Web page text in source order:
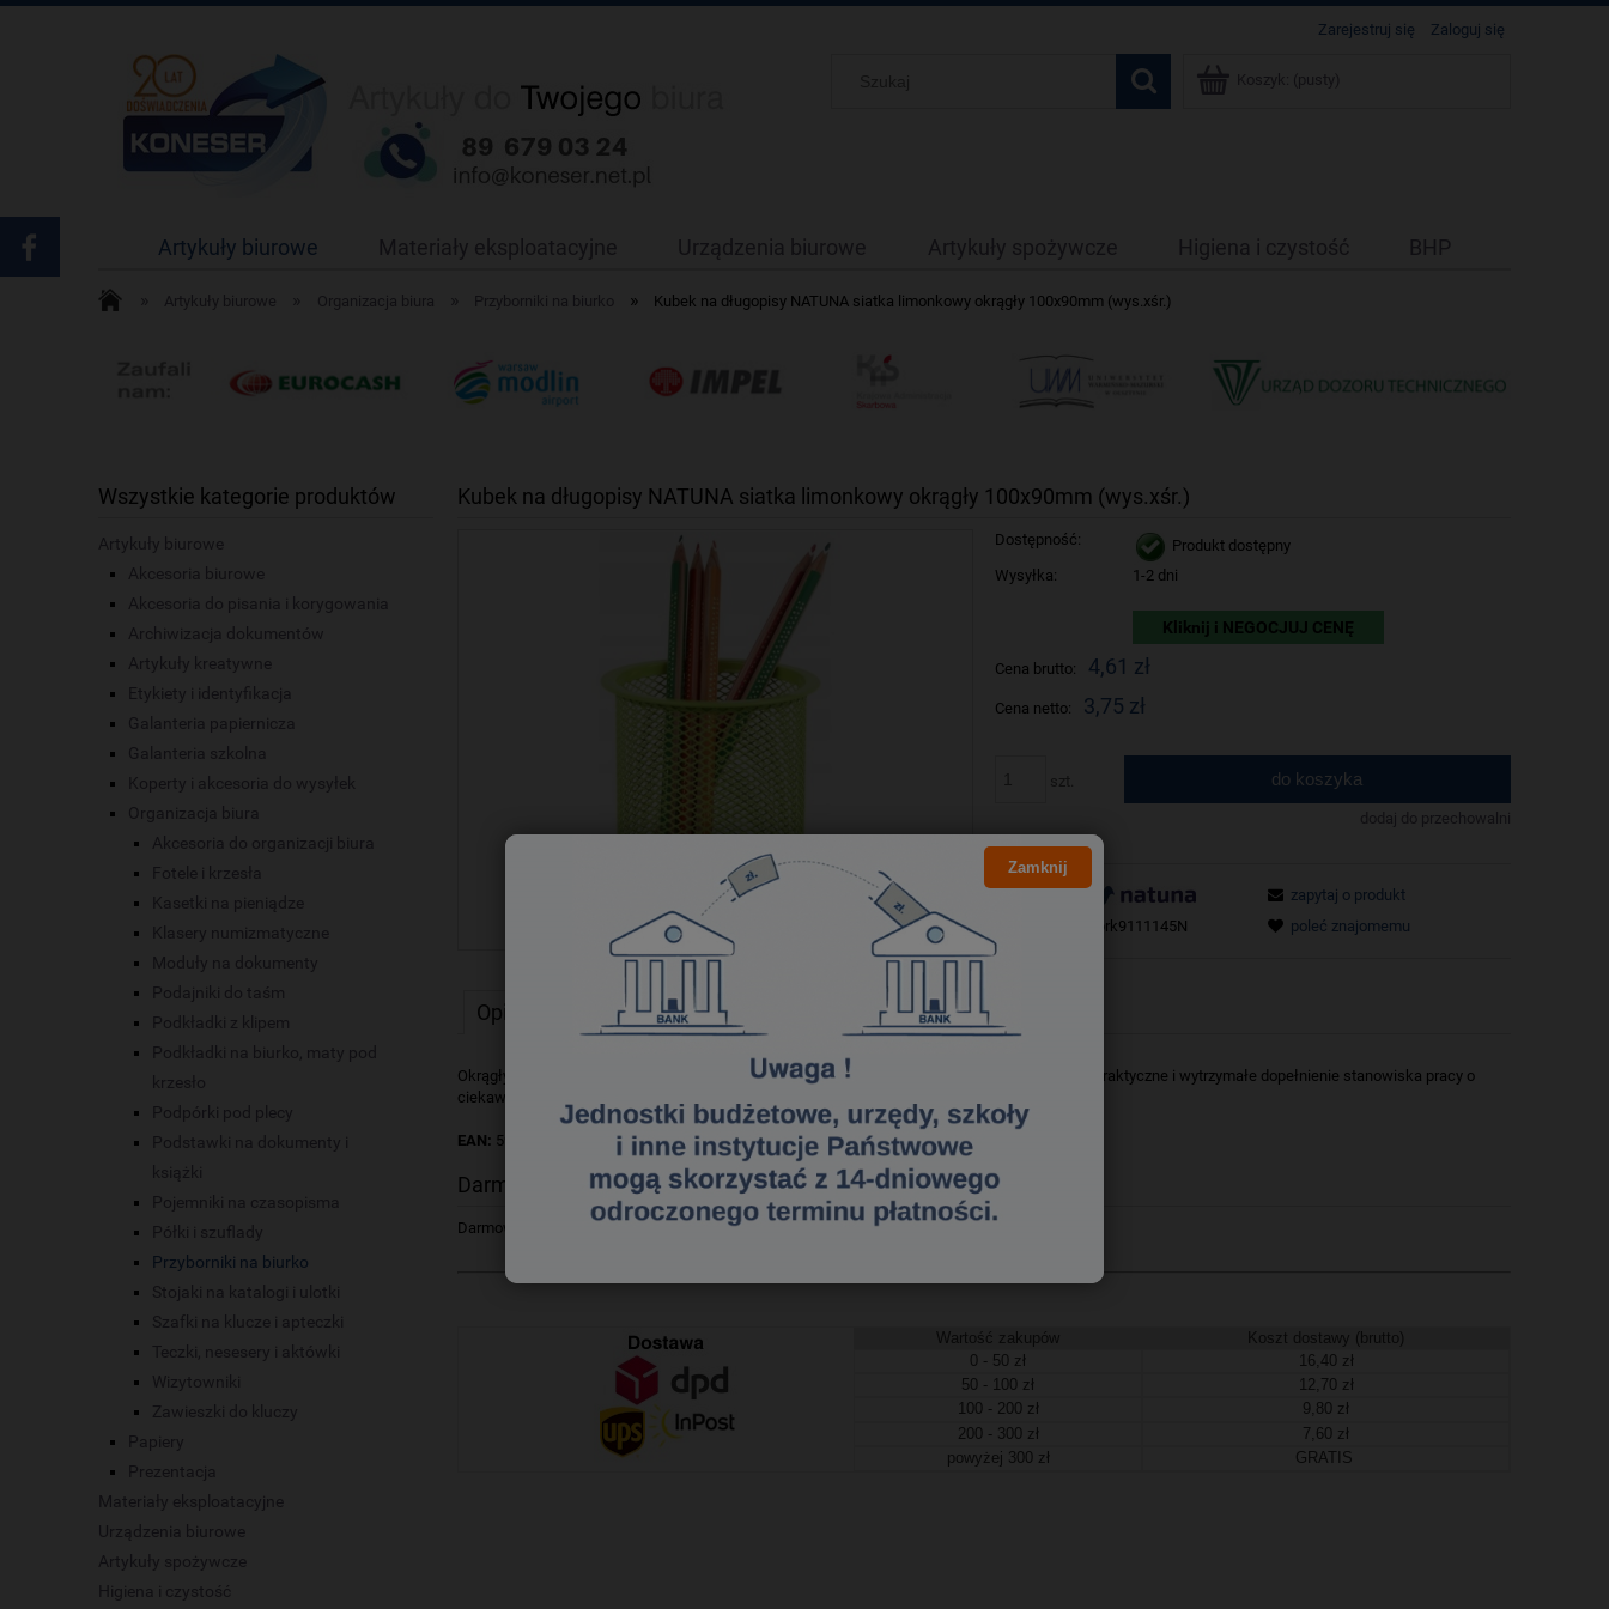
Zarejestruj się Zaloguj się
Koszyk: (pusty)
Artykuły biurowe Materiały eksploatacyjne Urządzenia biurowe Artykuły spożywcze Higiena i czystość BHP
Artykuły biurowe Organizacja biura Przyborniki na biurko » Kubek na długopisy NATUNA siatka limonkowy okrągły 100x90mm (wys.xśr.)
Wszystkie kategorie produktów
Artykuły biurowe
Akcesoria biurowe
Akcesoria do pisania i korygowania
Archiwizacja dokumentów
Artykuły kreatywne
Etykiety i identyfikacja
Galanteria papiernicza
Galanteria szkolna
Koperty i akcesoria do wysyłek
Organizacja biura
Akcesoria do organizacji biura
Fotele i krzesła
Kasetki na pieniądze
Klasery numizmatyczne
Moduły na dokumenty
Podajniki do taśm
Podkładki z klipem
Podkładki na biurko, maty pod
krzesło
Podpórki pod plecy
Podstawki na dokumenty i
książki
Pojemniki na czasopisma
Półki i szuflady
Przyborniki na biurko
Stojaki na katalogi i ulotki
Szafki na klucze i apteczki
Teczki, nesesery i aktówki
Wizytowniki
Zawieszki do kluczy
Papiery
Prezentacja
Materiały eksploatacyjne
Urządzenia biurowe
Artykuły spożywcze
Higiena i czystość
Kubek na długopisy NATUNA siatka limonkowy okrągły 100x90mm (wys.xśr.)
Dostępność:
Produkt dostępny
Wysyłka:
1-2 dni
Kliknij i NEGOCJUJ CENĘ
Cena brutto: 4,61 zł
Cena netto: 3,75 zł
do koszyka
dodaj do przechowalni
Producent:
prk9111145N
zapytaj o produkt
poleć znajomemu
Opis Bezpieczeństwo
Okrągły kubek na długopisy i inne przybory do pisania. Kubek wykonano z metalowej siatki. To praktyczne i wytrzymałe dopełnienie stanowiska pracy o
ciekawym wyglądzie. Średnica 90 mm, wysokość 100 mm.
EAN: 5907774203826
Darmowa dostawa
Darmowa dostawa (Kurier - Przelew bankowy) już od 300,00 zł.
Wartość zakupów
Koszt dostawy (brutto)
0 - 50 zł
16,40 zł
50 - 100 zł
12,70 zł
100 - 200 zł
9,80 zł
200 - 300 zł
7,60 zł
powyżej 300 zł
GRATIS
Zamknij